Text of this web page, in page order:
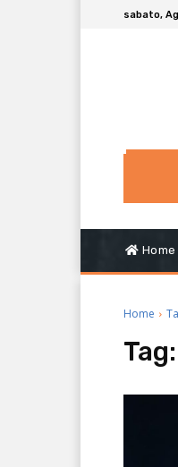
sabato,
Home
Home
Tag: